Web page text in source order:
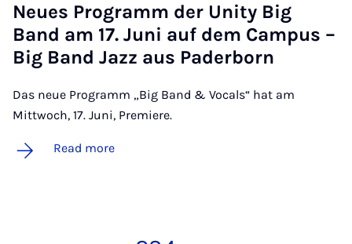
Neues Pro­gramm der Unity Big
Band am 17. Juni auf dem Cam­pus –
Big Band Jazz aus Pader­born
Das neue Programm „Big Band & Vocals“ hat am
Mittwoch, 17. Juni, Premiere.
Read more